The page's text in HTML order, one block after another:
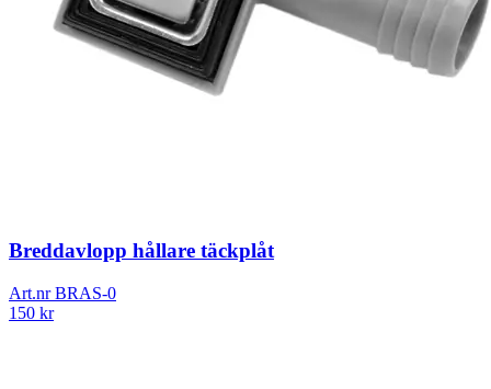
Breddavlopp hållare täckplåt
Art.nrBRAS-0
150 kr